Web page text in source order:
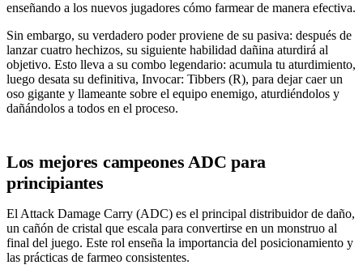
enseñando a los nuevos jugadores cómo farmear de manera efectiva.
Sin embargo, su verdadero poder proviene de su pasiva: después de
lanzar cuatro hechizos, su siguiente habilidad dañina aturdirá al
objetivo. Esto lleva a su combo legendario: acumula tu aturdimiento,
luego desata su definitiva, Invocar: Tibbers (R), para dejar caer un
oso gigante y llameante sobre el equipo enemigo, aturdiéndolos y
dañándolos a todos en el proceso.
Los mejores campeones ADC para
principiantes
El Attack Damage Carry (ADC) es el principal distribuidor de daño,
un cañón de cristal que escala para convertirse en un monstruo al
final del juego. Este rol enseña la importancia del posicionamiento y
las prácticas de farmeo consistentes.